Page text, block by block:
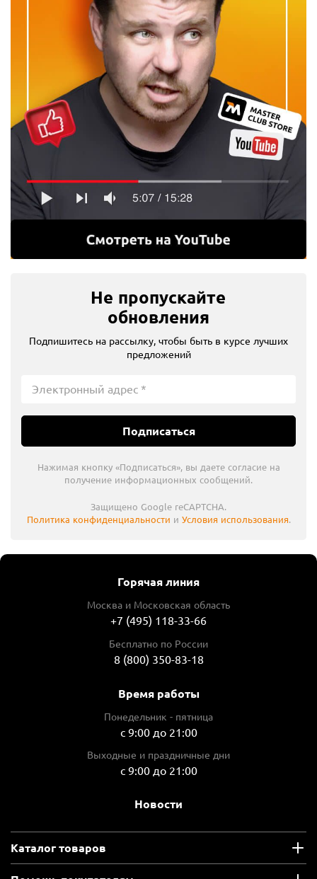
Не пропускайте
обновления
Подпишитесь на рассылку, чтобы быть в курсе лучших
предложений
Подписаться
Нажимая кнопку «Подписаться», вы даете согласие на
получение информационных сообщений.
Защищено Google reCAPTCHA.
Политика конфиденциальности и Условия использования.
Горячая линия
Москва и Московская область
+7 (495) 118-33-66
Бесплатно по России
8 (800) 350-83-18
Время работы
Понедельник - пятница
с 9:00 до 21:00
Выходные и праздничные дни
с 9:00 до 21:00
Новости
Каталог товаров